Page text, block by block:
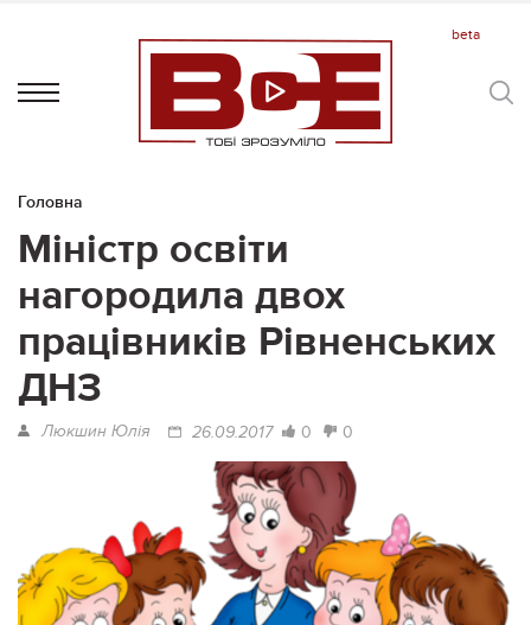
Головна
Міністр освіти
нагородила двох
працівників Рівненських
ДНЗ
Люкшин Юлія 26.09.2017 0 0